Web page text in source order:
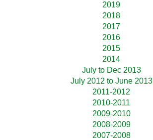
2019
2018
2017
2016
2015
2014
July to Dec 2013
July 2012 to June 2013
2011-2012
2010-2011
2009-2010
2008-2009
2007-2008